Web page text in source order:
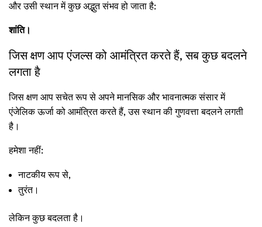
और उसी स्थान में कुछ अद्भुत संभव हो जाता है:
शांति।
जिस क्षण आप एंजल्स को आमंत्रित करते हैं, सब कुछ बदलने
लगता है
जिस क्षण आप सचेत रूप से अपने मानसिक और भावनात्मक संसार में
एंजेलिक ऊर्जा को आमंत्रित करते हैं, उस स्थान की गुणवत्ता बदलने लगती
है।
हमेशा नहीं:
नाटकीय रूप से,
तुरंत।
लेकिन कुछ बदलता है।